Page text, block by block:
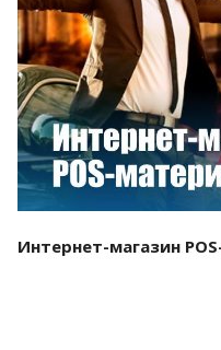
Интернет-магазин